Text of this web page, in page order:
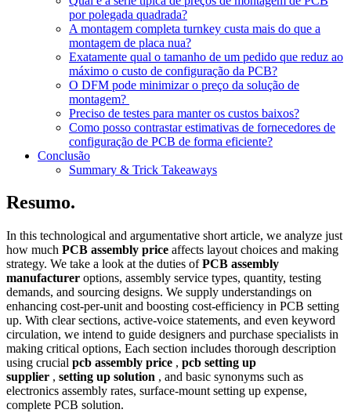
por polegada quadrada?
A montagem completa turnkey custa mais do que a
montagem de placa nua?
Exatamente qual o tamanho de um pedido que reduz ao
máximo o custo de configuração da PCB?
O DFM pode minimizar o preço da solução de
montagem?
Preciso de testes para manter os custos baixos?
Como posso contrastar estimativas de fornecedores de
configuração de PCB de forma eficiente?
Conclusão
Summary & Trick Takeaways
Resumo.
In this technological and argumentative short article, we analyze just
how much PCB assembly price affects layout choices and making
strategy. We take a look at the duties ofPCB assembly
manufacturer options, assembly service types, quantity, testing
demands, and sourcing designs. We supply understandings on
enhancing cost-per-unit and boosting cost-efficiency in PCB setting
up. With clear sections, active‑voice statements, and even keyword
circulation, we intend to guide designers and purchase specialists in
making critical options, Each section includes thorough description
using crucial pcb assembly price , pcb setting up
supplier , setting up solution , and basic synonyms such as
electronics assembly rates, surface‑mount setting up expense,
complete PCB solution.